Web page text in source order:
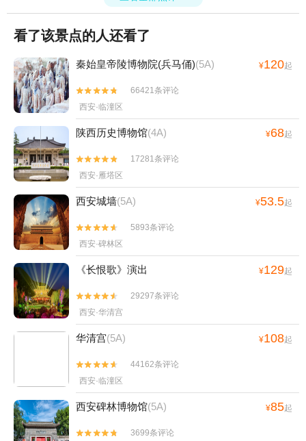
看了该景点的人还看了
秦始皇帝陵博物院(兵马俑)(5A) ¥120起


66421条评论
西安·临潼区
陕西历史博物馆(4A) ¥68起


17281条评论
西安·雁塔区
西安城墙(5A) ¥53.5起


5893条评论
西安·碑林区
《长恨歌》演出 ¥129起


29297条评论
西安·华清宫
华清宫(5A) ¥108起


44162条评论
西安·临潼区
西安碑林博物馆(5A) ¥85起

 3699条评论